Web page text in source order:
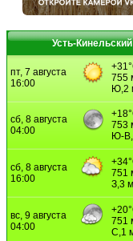
Усть-Кинельский